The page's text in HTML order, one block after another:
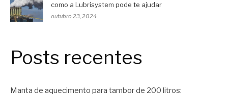
como a Lubrisystem pode te ajudar
outubro 23, 2024
Posts recentes
Manta de aquecimento para tambor de 200 litros: